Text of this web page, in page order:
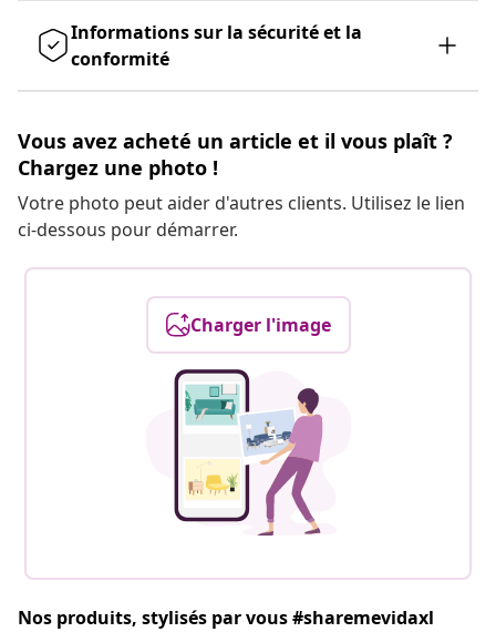
Informations sur la sécurité et la
conformité
Vous avez acheté un article et il vous plaît ?
Chargez une photo !
Votre photo peut aider d'autres clients. Utilisez le lien
ci-dessous pour démarrer.
Charger l'image
Nos produits, stylisés par vous #sharemevidaxl